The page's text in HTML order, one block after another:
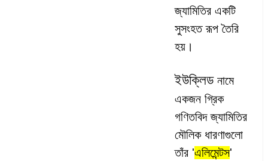
জ্যামিতির একটি
সুসংহত রূপ তৈরি
হয়।
ইউক্লিডনামে
একজন গ্রিক
গণিতবিদ জ্যামিতির
মৌলিক ধারণাগুলো
তাঁর 'এলিমেন্টস'